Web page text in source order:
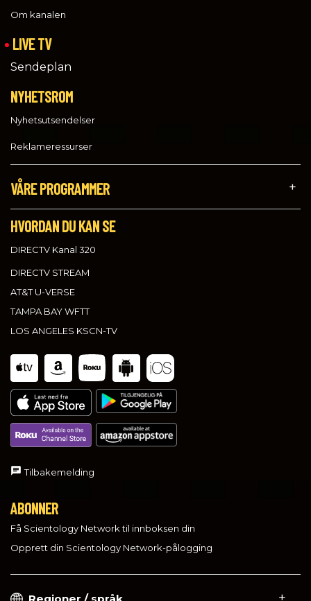
Om kanalen
LIVE TV
Sendeplan
NYHETSROM
Nyhetsutsendelser
Reklameressurser
VÅRE PROGRAMMER
HVORDAN DU KAN SE
DIRECTV Kanal 320
DIRECTV STREAM
AT&T U-VERSE
TAMPA BAY WFTT
LOS ANGELES KSCN-TV
Tilbakemelding
ABONNER
Få Scientology Network til innboksen din
Opprett din Scientology Network-pålogging
Regioner / språk